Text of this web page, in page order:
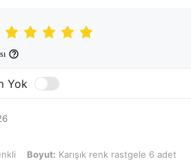
Yok
Boyut: Karışık renk rastgele 6 adet
Boyut: Karışık renk rastgele 6 adet